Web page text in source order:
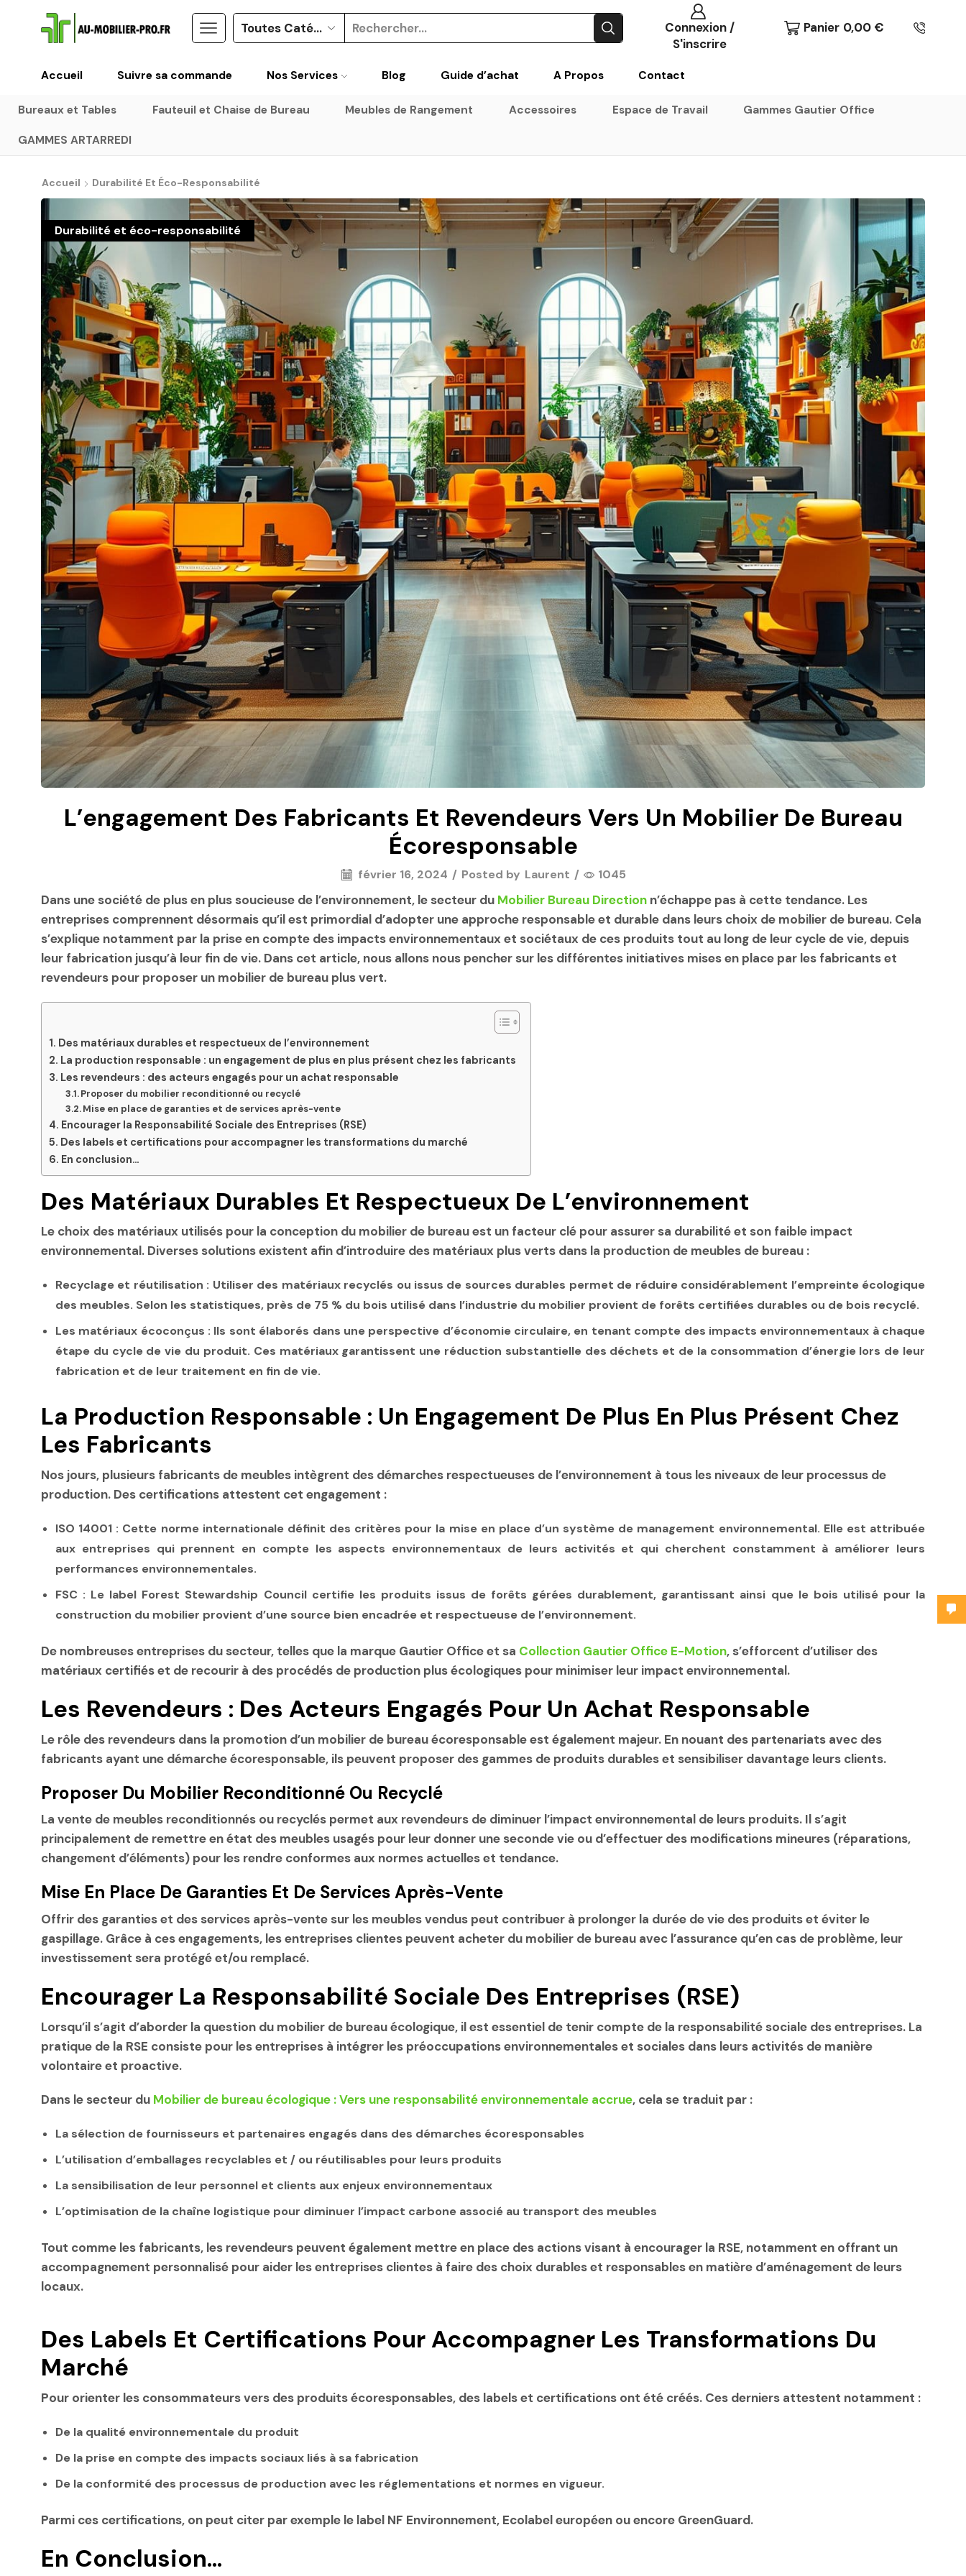
Connexion /
S'inscrire
Panier 0,00 €
Accueil Suivre sa commande Nos Services Blog Guide d’achat A Propos Contact
Bureaux et Tables Fauteuil et Chaise de Bureau Meubles de Rangement Accessoires Espace de Travail Gammes Gautier Office
GAMMES ARTARREDI
Accueil Durabilité Et Éco-Responsabilité
Durabilité et éco-responsabilité
L’engagement Des Fabricants Et Revendeurs Vers Un Mobilier De Bureau
Écoresponsable
février 16, 2024 / Posted by Laurent / 1045
Dans une société de plus en plus soucieuse de l’environnement, le secteur du Mobilier Bureau Direction n’échappe pas à cette tendance. Les
entreprises comprennent désormais qu’il est primordial d’adopter une approche responsable et durable dans leurs choix de mobilier de bureau. Cela
s’explique notamment par la prise en compte des impacts environnementaux et sociétaux de ces produits tout au long de leur cycle de vie, depuis
leur fabrication jusqu’à leur fin de vie. Dans cet article, nous allons nous pencher sur les différentes initiatives mises en place par les fabricants et
revendeurs pour proposer un mobilier de bureau plus vert.
Des matériaux durables et respectueux de l’environnement
La production responsable : un engagement de plus en plus présent chez les fabricants
Les revendeurs : des acteurs engagés pour un achat responsable
Proposer du mobilier reconditionné ou recyclé
Mise en place de garanties et de services après-vente
Encourager la Responsabilité Sociale des Entreprises (RSE)
Des labels et certifications pour accompagner les transformations du marché
En conclusion…
Des Matériaux Durables Et Respectueux De L’environnement
Le choix des matériaux utilisés pour la conception du mobilier de bureau est un facteur clé pour assurer sa durabilité et son faible impact
environnemental. Diverses solutions existent afin d’introduire des matériaux plus verts dans la production de meubles de bureau :
Recyclage et réutilisation : Utiliser des matériaux recyclés ou issus de sources durables permet de réduire considérablement l’empreinte écologique
des meubles. Selon les statistiques, près de 75 % du bois utilisé dans l’industrie du mobilier provient de forêts certifiées durables ou de bois recyclé.
Les matériaux écoconçus : Ils sont élaborés dans une perspective d’économie circulaire, en tenant compte des impacts environnementaux à chaque
étape du cycle de vie du produit. Ces matériaux garantissent une réduction substantielle des déchets et de la consommation d’énergie lors de leur
fabrication et de leur traitement en fin de vie.
La Production Responsable : Un Engagement De Plus En Plus Présent Chez
Les Fabricants
Nos jours, plusieurs fabricants de meubles intègrent des démarches respectueuses de l’environnement à tous les niveaux de leur processus de
production. Des certifications attestent cet engagement :
ISO 14001 : Cette norme internationale définit des critères pour la mise en place d’un système de management environnemental. Elle est attribuée
aux entreprises qui prennent en compte les aspects environnementaux de leurs activités et qui cherchent constamment à améliorer leurs
performances environnementales.
FSC : Le label Forest Stewardship Council certifie les produits issus de forêts gérées durablement, garantissant ainsi que le bois utilisé pour la
construction du mobilier provient d’une source bien encadrée et respectueuse de l’environnement.
De nombreuses entreprises du secteur, telles que la marque Gautier Office et sa Collection Gautier Office E-Motion, s’efforcent d’utiliser des
matériaux certifiés et de recourir à des procédés de production plus écologiques pour minimiser leur impact environnemental.
Les Revendeurs : Des Acteurs Engagés Pour Un Achat Responsable
Le rôle des revendeurs dans la promotion d’un mobilier de bureau écoresponsable est également majeur. En nouant des partenariats avec des
fabricants ayant une démarche écoresponsable, ils peuvent proposer des gammes de produits durables et sensibiliser davantage leurs clients.
Proposer Du Mobilier Reconditionné Ou Recyclé
La vente de meubles reconditionnés ou recyclés permet aux revendeurs de diminuer l’impact environnemental de leurs produits. Il s’agit
principalement de remettre en état des meubles usagés pour leur donner une seconde vie ou d’effectuer des modifications mineures (réparations,
changement d’éléments) pour les rendre conformes aux normes actuelles et tendance.
Mise En Place De Garanties Et De Services Après-Vente
Offrir des garanties et des services après-vente sur les meubles vendus peut contribuer à prolonger la durée de vie des produits et éviter le
gaspillage. Grâce à ces engagements, les entreprises clientes peuvent acheter du mobilier de bureau avec l’assurance qu’en cas de problème, leur
investissement sera protégé et/ou remplacé.
Encourager La Responsabilité Sociale Des Entreprises (RSE)
Lorsqu’il s’agit d’aborder la question du mobilier de bureau écologique, il est essentiel de tenir compte de la responsabilité sociale des entreprises. La
pratique de la RSE consiste pour les entreprises à intégrer les préoccupations environnementales et sociales dans leurs activités de manière
volontaire et proactive.
Dans le secteur du Mobilier de bureau écologique : Vers une responsabilité environnementale accrue, cela se traduit par :
La sélection de fournisseurs et partenaires engagés dans des démarches écoresponsables
L’utilisation d’emballages recyclables et / ou réutilisables pour leurs produits
La sensibilisation de leur personnel et clients aux enjeux environnementaux
L’optimisation de la chaîne logistique pour diminuer l’impact carbone associé au transport des meubles
Tout comme les fabricants, les revendeurs peuvent également mettre en place des actions visant à encourager la RSE, notamment en offrant un
accompagnement personnalisé pour aider les entreprises clientes à faire des choix durables et responsables en matière d’aménagement de leurs
locaux.
Des Labels Et Certifications Pour Accompagner Les Transformations Du
Marché
Pour orienter les consommateurs vers des produits écoresponsables, des labels et certifications ont été créés. Ces derniers attestent notamment :
De la qualité environnementale du produit
De la prise en compte des impacts sociaux liés à sa fabrication
De la conformité des processus de production avec les réglementations et normes en vigueur.
Parmi ces certifications, on peut citer par exemple le label NF Environnement, Ecolabel européen ou encore GreenGuard.
En Conclusion…